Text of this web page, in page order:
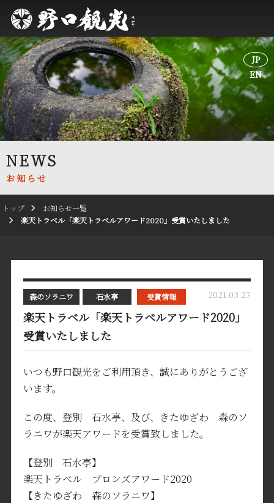
JP
EN
JP
EN
NEWS
お知らせ
トップ
お知らせ一覧
楽天トラベル「楽天トラベルアワード2020」受賞いたしました
森のソラニワ 石水亭 受賞情報 2021.03.27
楽天トラベル「楽天トラベルアワード2020」
受賞いたしました
いつも野口観光をご利用頂き、誠にありがとうござ
います。
この度、登別 石水亭、及び、きたゆざわ 森のソ
ラニワが楽天アワードを受賞致しました。
【登別 石水亭】
楽天トラベル ブロンズアワード2020
【きたゆざわ 森のソラニワ】